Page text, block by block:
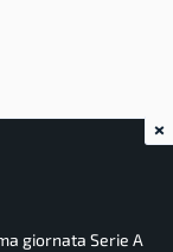
giornata Serie A
×